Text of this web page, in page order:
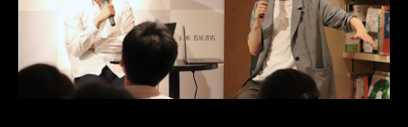
TERMS OF SERVICE
©2014-2026 sitateru Inc.